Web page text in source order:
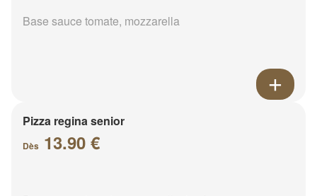
Base sauce tomate, mozzarella
Pizza regina senior
Dès 13.90 €